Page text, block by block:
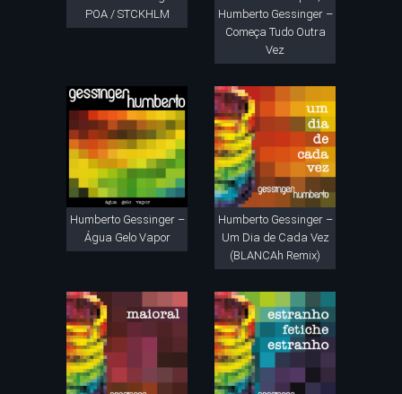
POA / STCKHLM
Humberto Gessinger –
Começa Tudo Outra
Vez
Humberto Gessinger –
Água Gelo Vapor
Humberto Gessinger –
Um Dia de Cada Vez
(BLANCAh Remix)